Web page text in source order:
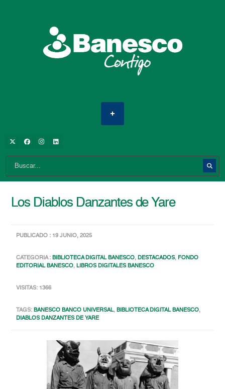
Los Diablos Danzantes de Yare
PUBLICADO : 19 JUNIO, 2025
CATEGORIA :BIBLIOTECA DIGITAL BANESCO,DESTACADOS, FONDO
EDITORIAL BANESCO,LIBROS DIGITALES BANESCO
VISITAS: 1366
TAGS:BANESCO BANCO UNIVERSAL,BIBLIOTECA DIGITAL BANESCO,
DIABLOS DANZANTES DE YARE